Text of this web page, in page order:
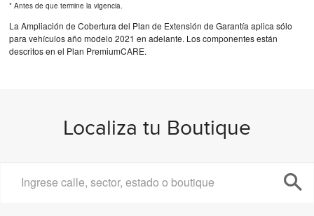
* Antes de que termine la vigencia.
La Ampliación de Cobertura del Plan de Extensión de Garantía aplica sólo
para vehículos año modelo 2021 en adelante. Los componentes están
descritos en el Plan PremiumCARE.
Localiza tu Boutique